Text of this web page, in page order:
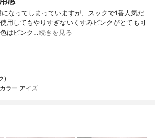
なってしまっていますが、スックで1番人気だ
用してもやりすぎないくすみピンクがとても可
はピンク…続きを見る
)
ラー アイズ